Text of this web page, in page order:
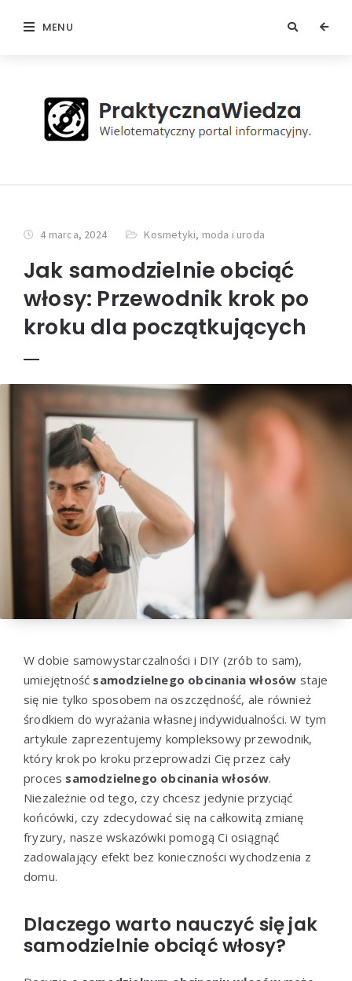
MENU
4 marca, 2024 Kosmetyki, moda i uroda
Jak samodzielnie obciąć
włosy: Przewodnik krok po
kroku dla początkujących
W dobie samowystarczalności i DIY (zrób to sam),
umiejętność samodzielnego obcinania włosów staje
się nie tylko sposobem na oszczędność, ale również
środkiem do wyrażania własnej indywidualności. W tym
artykule zaprezentujemy kompleksowy przewodnik,
który krok po kroku przeprowadzi Cię przez cały
proces samodzielnego obcinania włosów.
Niezależnie od tego, czy chcesz jedynie przyciąć
końcówki, czy zdecydować się na całkowitą zmianę
fryzury, nasze wskazówki pomogą Ci osiągnąć
zadowalający efekt bez konieczności wychodzenia z
domu.
Dlaczego warto nauczyć się jak
samodzielnie obciąć włosy?